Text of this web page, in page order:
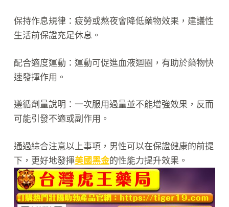
保持作息規律：疲勞或熬夜會降低藥物效果，建議性
生活前保證充足休息。
配合適度運動：運動可促進血液迴圈，有助於藥物快
速發揮作用。
遵循劑量說明：一次服用過量並不能增強效果，反而
可能引發不適或副作用。
通過綜合注意以上事項，男性可以在保證健康的前提
下，更好地發揮美國黑金的性能力提升效果。